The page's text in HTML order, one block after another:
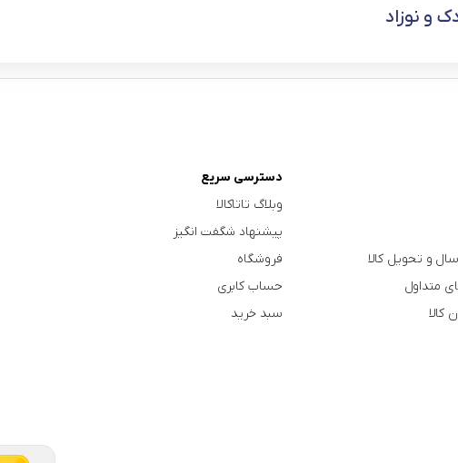
و نوزاد
و تحویل کالا
متداول
کالا
دسترسی سریع
وبلاگ تاتاکالا
پیشنهاد شگفت انگیز
فروشگاه
حساب کابری
سبد خرید